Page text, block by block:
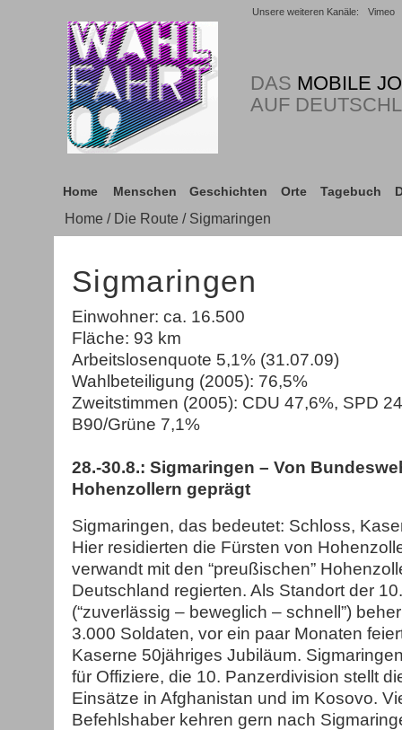
Unsere weiteren Kanäle: Vimeo
DAS MOBILE
AUF
Home Menschen Geschichten Orte Tagebuch
Home / Die Route / Sigmaringen
Sigmaringen
Einwohner: ca. 16.500
Fläche: 93 km
Arbeitslosenquote 5,1% (31.07.09)
Wahlbeteiligung (2005): 76,5%
Zweitstimmen (2005): CDU 47,6%, SPD
B90/Grüne 7,1%
28.-30.8.: Sigmaringen – Von
Hohenzollern geprägt
Sigmaringen, das bedeutet: Schloss,
Hier residierten die Fürsten von
verwandt mit den “preußischen”
Deutschland regierten. Als Standort der
(“zuverlässig – beweglich – schnell”)
3.000 Soldaten, vor ein paar Monaten
Kaserne 50jähriges Jubiläum.
für Offiziere, die 10. Panzerdivision stellt
Einsätze in Afghanistan und im Kosovo.
Befehlshaber kehren gern nach